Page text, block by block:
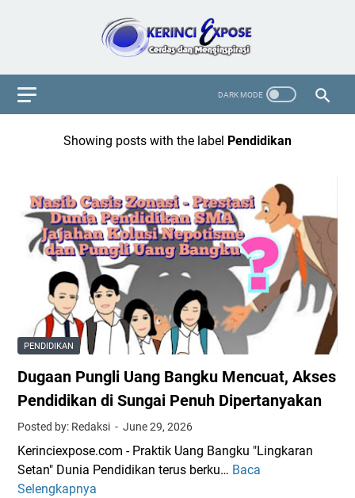
Showing posts with the label Pendidikan
PENDIDIKAN
Dugaan Pungli Uang Bangku Mencuat, Akses
Pendidikan di Sungai Penuh Dipertanyakan
Posted by: Redaksi June 29, 2026
Kerinciexpose.com - Praktik Uang Bangku "Lingkaran
Setan" Dunia Pendidikan terus berku… Baca
Selengkapnya
D